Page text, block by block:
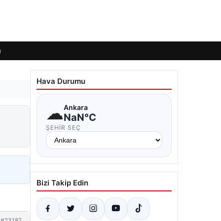
Hava Durumu
☁Ankara
NaN°C
ŞEHIR SEÇ
Bizi Takip Edin